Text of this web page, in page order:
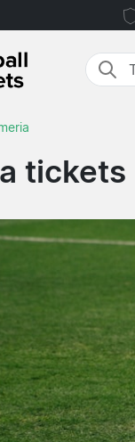
tickets